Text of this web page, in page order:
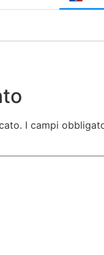
I campi